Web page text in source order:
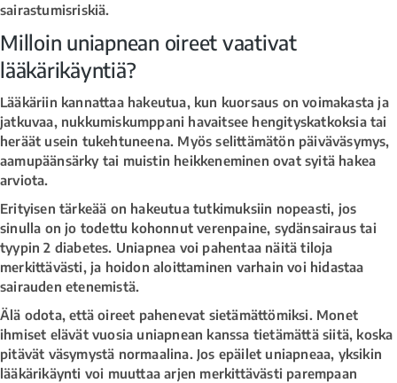
sairastumisriskiä.
Milloin uniapnean oireet vaativat
lääkärikäyntiä?
Lääkäriin kannattaa hakeutua, kun kuorsaus on voimakasta ja
jatkuvaa, nukkumiskumppani havaitsee hengityskatkoksia tai
heräät usein tukehtuneena. Myös selittämätön päiväväsymys,
aamupäänsärky tai muistin heikkeneminen ovat syitä hakea
arviota.
Erityisen tärkeää on hakeutua tutkimuksiin nopeasti, jos
sinulla on jo todettu kohonnut verenpaine, sydänsairaus tai
tyypin 2 diabetes. Uniapnea voi pahentaa näitä tiloja
merkittävästi, ja hoidon aloittaminen varhain voi hidastaa
sairauden etenemistä.
Älä odota, että oireet pahenevat sietämättömiksi. Monet
ihmiset elävät vuosia uniapnean kanssa tietämättä siitä, koska
pitävät väsymystä normaalina. Jos epäilet uniapneaa, yksikin
lääkärikäynti voi muuttaa arjen merkittävästi parempaan